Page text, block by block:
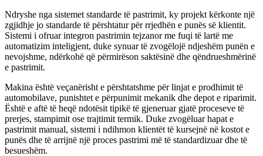
Ndryshe nga sistemet standarde të pastrimit, ky projekt kërkonte një
zgjidhje jo standarde të përshtatur për rrjedhën e punës së klientit.
Sistemi i ofruar integron pastrimin tejzanor me fuqi të lartë me
automatizim inteligjent, duke synuar të zvogëlojë ndjeshëm punën e
nevojshme, ndërkohë që përmirëson saktësinë dhe qëndrueshmërinë
e pastrimit.
Makina është veçanërisht e përshtatshme për linjat e prodhimit të
automobilave, punishtet e përpunimit mekanik dhe depot e riparimit.
Është e aftë të heqë ndotësit tipikë të gjeneruar gjatë proceseve të
prerjes, stampimit ose trajtimit termik. Duke zvogëluar hapat e
pastrimit manual, sistemi i ndihmon klientët të kursejnë në kostot e
punës dhe të arrijnë një proces pastrimi më të standardizuar dhe të
besueshëm.